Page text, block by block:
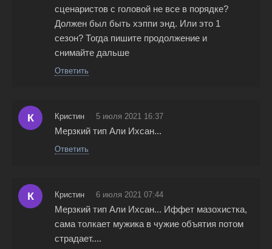
сценаристов с головой не все в порядке?
Должен был быть хэппи энд. Или это 1
сезон? Тогда пишите продолжение и
снимайте дальше
Ответить
К Кристин 5 июля 2021 16:37
Мерзкий тип Али Ихсан...
Ответить
К Кристин 6 июля 2021 07:44
Мерзкий тип Али Ихсан... Иффет мазохистка,
сама толкает мужика в чужие объятия потом
страдает....